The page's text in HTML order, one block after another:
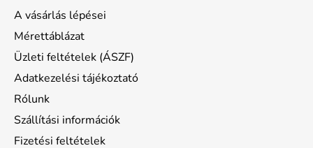
A vásárlás lépései
Mérettáblázat
Üzleti feltételek (ÁSZF)
Adatkezelési tájékoztató
Rólunk
Szállítási információk
Fizetési feltételek